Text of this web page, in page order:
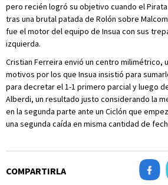
pero recién logró su objetivo cuando el
tras una brutal patada de Rolón sobre
fue el motor del equipo de Insua con sus
izquierda.
Cristian Ferreira envió un centro milimétrico,
motivos por los que Insua insistió para
para decretar el 1-1 primero parcial y luego
Alberdi, un resultado justo considerando la
en la segunda parte ante un Ciclón que
una segunda caída en misma cantidad de
COMPARTIRLA